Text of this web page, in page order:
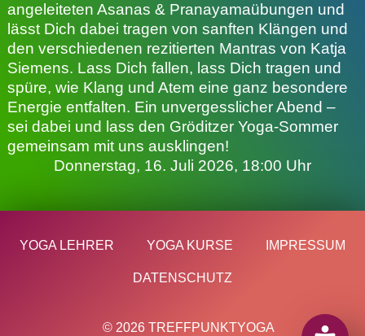
angeleiteten Asanas & Pranayamaübungen und
lässt Dich dabei tragen von sanften Klängen und
den verschiedenen rezitierten Mantras von Katja
Siemens. Lass Dich fallen, lass Dich tragen und
spüre, wie Klang und Atem eine ganz besondere
Energie entfalten. Ein unvergesslicher Abend –
sei dabei und lass den Gröditzer Yoga-Sommer
gemeinsam mit uns ausklingen!
Donnerstag, 16. Juli 2026, 18:00 Uhr
YOGA LEHRER YOGA KURSE IMPRESSUM
DATENSCHUTZ
© 2026 TREFFPUNKTYOGA